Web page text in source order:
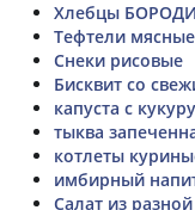
Хлебцы
Тефтели
Снеки рисовые
Бисквит со
капуста с
тыква
котлеты
имбирный
Салат из